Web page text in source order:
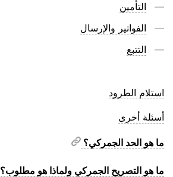
التأمين
الفواتير والإرسال
التتبع
استلام الطرود
أسئلة أخرى
ما هو الحد الجمركي؟
ما هو التصريح الجمركي ولماذا هو مطلوب؟